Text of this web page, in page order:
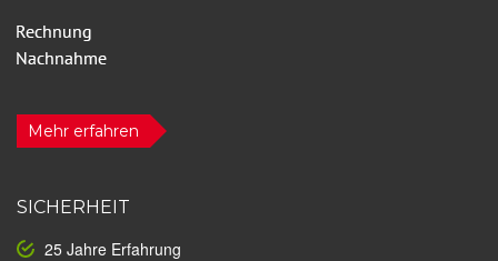
Mehr erfahren
SICHERHEIT
25 Jahre Erfahrung